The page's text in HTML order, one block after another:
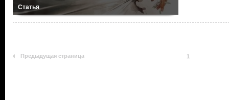
Статья
Предыдущая страница 1